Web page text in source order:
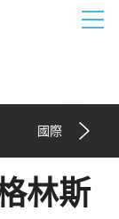
國際
林斯